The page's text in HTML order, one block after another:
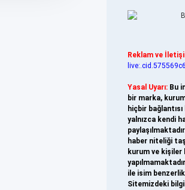
Reklam ve
Yasal Uyarı: Bu
bir marka,
hiçbir
yalnızca kendi
haber niteliği
kurum ve kişiler
ile isim
Sitemizdeki